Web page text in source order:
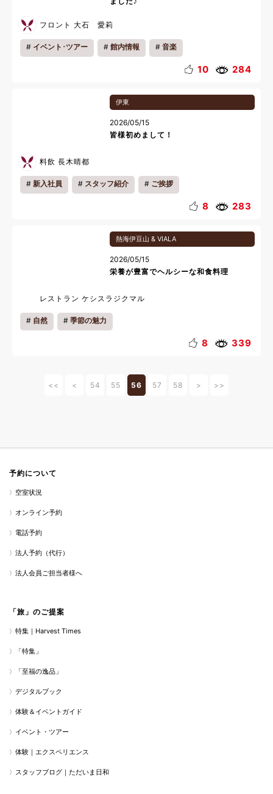
フロント 大石 愛莉
イベント･ツアー 館内情報 音楽
10 284
伊東
2026/05/15
皆様初めまして！
料飲 長木晴都
新入社員 スタッフ紹介 ご挨拶
8 283
熱海伊豆山 & VIALA
2026/05/15
栄養が豊富でヘルシーな和食料理
レストラン ケシスラジクマル
自然 季節の魅力
8 339
<< < 54 55 56 57 58 > >>
予約について
空室状況
オンライン予約
電話予約
法人予約（代行）
法人会員ご担当者様へ
「旅」のご提案
特集｜Harvest Times
「特集」
「至福の逸品」
デジタルブック
体験＆イベントガイド
イベント・ツアー
体験｜エクスペリエンス
スタッフブログ｜ただいま日和